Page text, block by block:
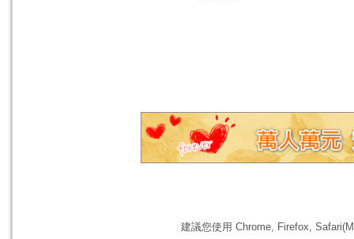
建議您使用 Chrome, Firefox,